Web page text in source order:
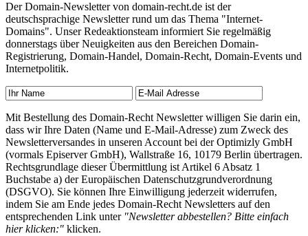
Der Domain-Newsletter von domain-recht.de ist der
deutschsprachige Newsletter rund um das Thema "Internet-
Domains". Unser Redeaktionsteam informiert Sie regelmäßig
donnerstags über Neuigkeiten aus den Bereichen Domain-
Registrierung, Domain-Handel, Domain-Recht, Domain-Events und
Internetpolitik.
Mit Bestellung des Domain-Recht Newsletter willigen Sie darin ein,
dass wir Ihre Daten (Name und E-Mail-Adresse) zum Zweck des
Newsletterversandes in unseren Account bei der Optimizly GmbH
(vormals Episerver GmbH), Wallstraße 16, 10179 Berlin übertragen.
Rechtsgrundlage dieser Übermittlung ist Artikel 6 Absatz 1
Buchstabe a) der Europäischen Datenschutzgrundverordnung
(DSGVO). Sie können Ihre Einwilligung jederzeit widerrufen,
indem Sie am Ende jedes Domain-Recht Newsletters auf den
entsprechenden Link unter "Newsletter abbestellen? Bitte einfach
hier klicken:" klicken.